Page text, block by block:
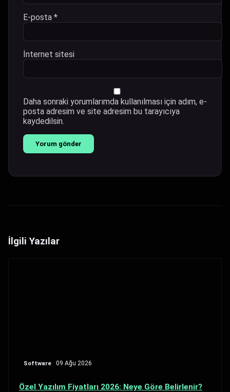
E-posta *
İnternet sitesi
Daha sonraki yorumlarımda kullanılması için adım, e-
posta adresim ve site adresim bu tarayıcıya
kaydedilsin.
İlgili Yazılar
Software 09 Ağu 2026
Özel Yazılım Fiyatları 2026: Neye Göre Belirlenir?